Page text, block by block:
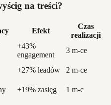
na treści?
Efekt
Czas
realizacji
+43%
engagement
3 m-ce
+27% leadów
2 m-ce
+19% zasięg 1 m-c